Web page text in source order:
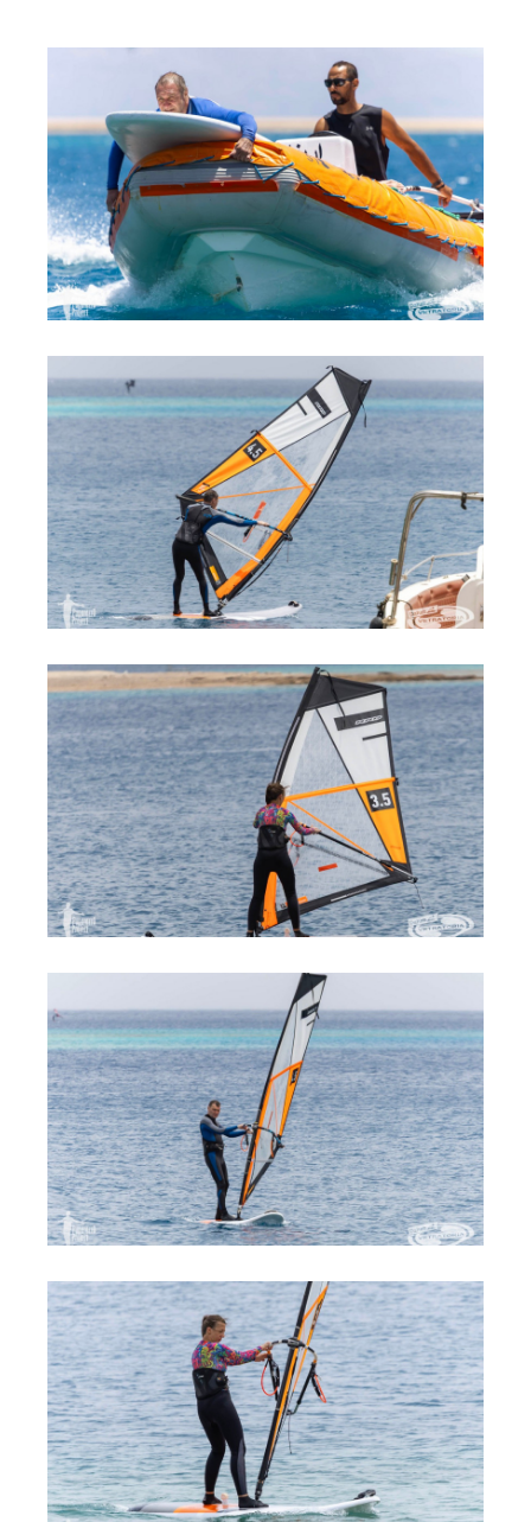
ВиндСерфКидс
Новости
Медиа
Медиа архив
Фотки
Видео
Места катания
Наши Станции
Ветратория.Вьетнам
Ветратория Россия
Ветратория.Египет
Цены
Обучение виндсерфингу
Прокат оборудования
Прокат Винг Фоил
Продажа оборудования
Система скидок
Обучение кайтсерфингу
Контакты